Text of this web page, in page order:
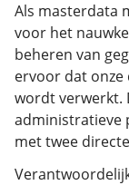
Als masterdata
voor het
beheren van
ervoor dat
wordt verwerkt.
administratieve
met twee